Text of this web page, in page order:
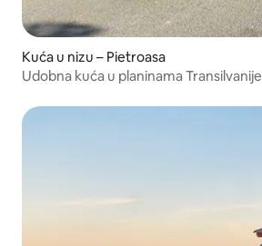
Kuća u nizu – Pietroasa
Udobna kuća u planinama Transilvanije